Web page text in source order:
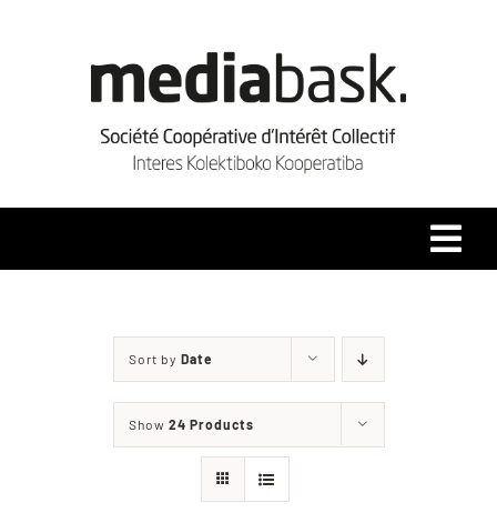
Qui sommes-nous ?
Coopérative
Sort by Date
Show 24 Products